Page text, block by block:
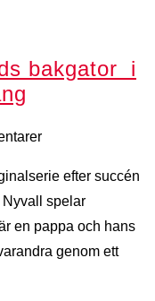
bakgator i
efter succén
spelar
en pappa och hans
genom ett